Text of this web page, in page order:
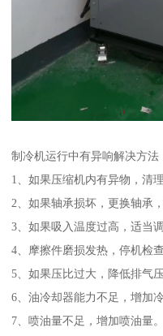
制冷机运行中有异响解决方法
1、如果压缩机内有异物，清
2、如果轴承损坏，更换轴承
3、如果吸入温度过高，适当
4、摩擦件磨损发热，停机检查
5、如果压比过大，降低排气压
6、油冷却器能力不足，增加
7、喷油量不足，增加喷油量。